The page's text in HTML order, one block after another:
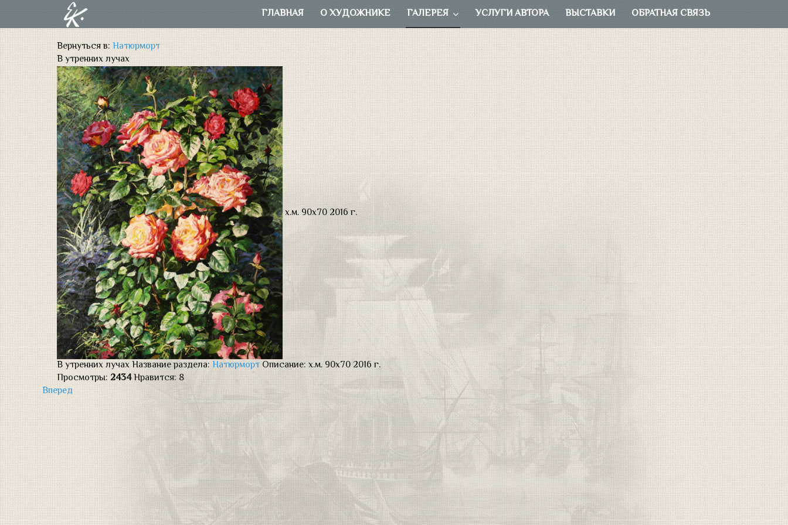
ГЛАВНАЯ О ХУДОЖНИКЕ ГАЛЕРЕЯ УСЛУГИ АВТОРА ВЫСТАВКИ ОБРАТНАЯ СВЯЗЬ
Вернуться в:Натюрморт
В утренних лучах
х.м. 90х70 2016 г.
В утренних лучахНазвание раздела:Натюрморт Описание: х.м. 90х70 2016 г.
Просмотры: 2434Нравится: 8
Вперед